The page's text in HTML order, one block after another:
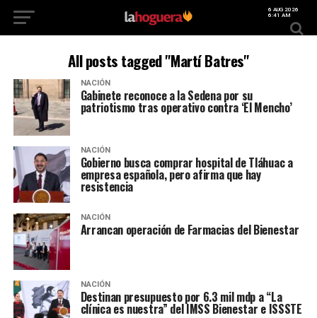
6 AUG 2026
6:41 AM
All posts tagged "Martí Batres"
NACIÓN
Gabinete reconoce a la Sedena por su
patriotismo tras operativo contra ‘El Mencho’
NACIÓN
Gobierno busca comprar hospital de Tláhuac a
empresa española, pero afirma que hay
resistencia
NACIÓN
Arrancan operación de Farmacias del Bienestar
NACIÓN
Destinan presupuesto por 6.3 mil mdp a “La
clínica es nuestra” del IMSS Bienestar e ISSSTE